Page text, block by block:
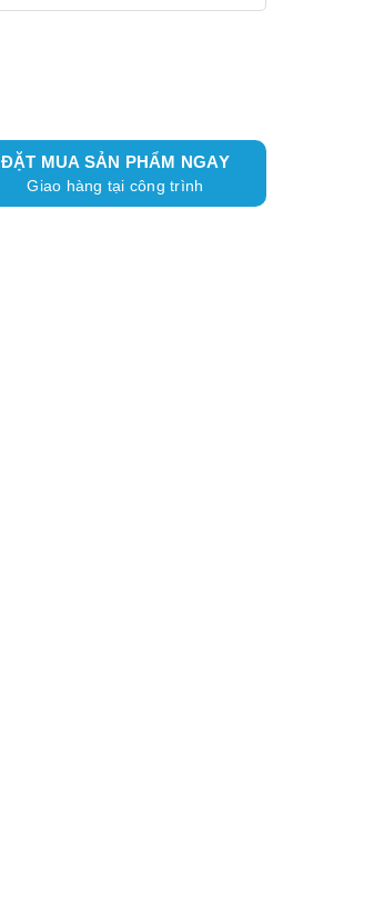
ĐẶT MUA SẢN PHẨM NGAY
Giao hàng tại công trình